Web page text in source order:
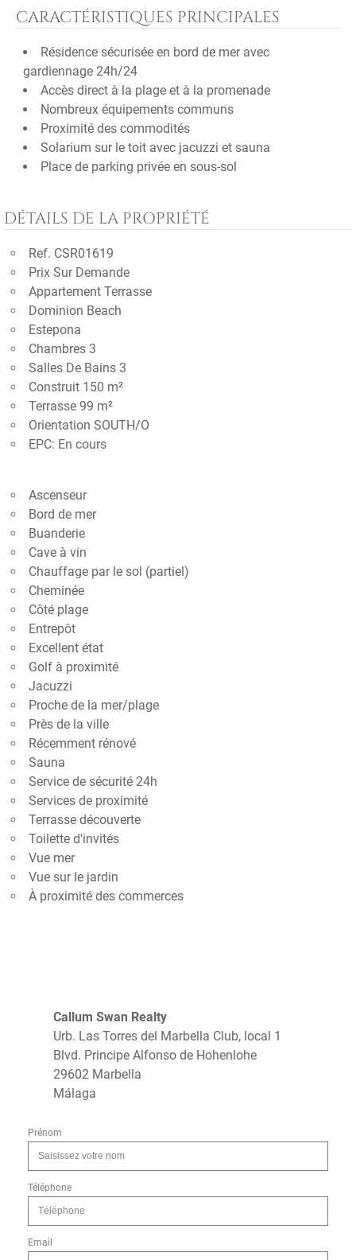
CARACTÉRISTIQUES PRINCIPALES
Résidence sécurisée en bord de mer avec
gardiennage 24h/24
Accès direct à la plage et à la promenade
Nombreux équipements communs
Proximité des commodités
Solarium sur le toit avec jacuzzi et sauna
Place de parking privée en sous-sol
DÉTAILS DE LA PROPRIÉTÉ
Ref. CSR01619
Prix Sur Demande
Appartement Terrasse
Dominion Beach
Estepona
Chambres 3
Salles De Bains 3
Construit 150 m²
Terrasse 99 m²
Orientation SOUTH/O
EPC: En cours
Ascenseur
Bord de mer
Buanderie
Cave à vin
Chauffage par le sol (partiel)
Cheminée
Côté plage
Entrepôt
Excellent état
Golf à proximité
Jacuzzi
Proche de la mer/plage
Près de la ville
Récemment rénové
Sauna
Service de sécurité 24h
Services de proximité
Terrasse découverte
Toilette d'invités
Vue mer
Vue sur le jardin
À proximité des commerces
Callum Swan Realty
Urb. Las Torres del Marbella Club, local 1
Blvd. Principe Alfonso de Hohenlohe
29602 Marbella
Málaga
Prénom
Téléphone
Email